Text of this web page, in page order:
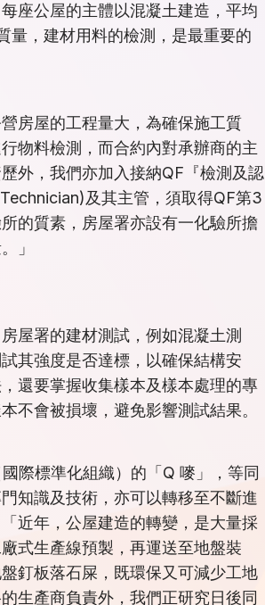
座公屋的主體以混凝土建造，平均
量，建材用料的檢測，是最重要的
房屋的工程量大，為確保施工質
物料檢測，而合約內對承辦商的主
外，我們亦加入接納QF『檢測及認
及其主管，須取得QF第3
的質素，房屋署亦設有一化驗所擔
」
屋署的建材測試，例如混凝土測
其強度是否達標，以確保結構安
還要掌握收集樣本及樣本處理的專
不會被損壞，避免影響測試結果。
際標準化組織）的「Q 嘜」，等同
知識及技術，亦可以轉移至不斷進
近年，公屋建造的轉變，是大量採
式生產線預製，再運送至地盤裝
釘板落石屎，既環保又可減少工地
生產商負責外，我們正研究日後同